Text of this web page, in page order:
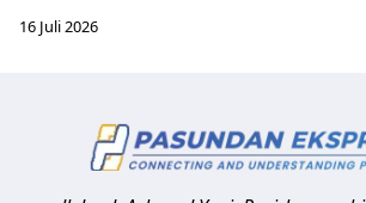
16 Juli 2026